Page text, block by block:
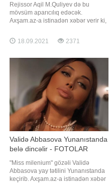
Rejissor Aqil M.Quliyev də bu
mövsüm aparıcılıq edəcək.
Axşam.az-a istinadən xəbər verir ki,
başlayıb. Onun proqramı "Cinayət
və cəza" adlanır. Aqil.M.Quliyev
edəcək. Qeyd edək ki, Aqillə yanaşı
bu mövsüm Əməkdar artis
18.09.2021 2371
Validə Abbasova Yunanıstanda
belə dincəlir - FOTOLAR
"Miss milenium" gözəli Validə
Abbasova yay tətilini Yunanıstanda
keçirib. Axşam.az-a istinadən xəbər